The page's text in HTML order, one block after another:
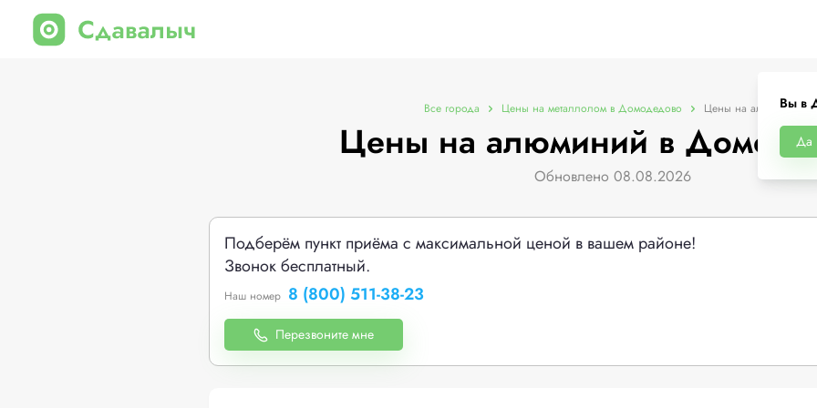
Вы в
Да
Все города Цены на металлолом в Домодедово Цены на алюминий
Цены на алюминий в
Обновлено 08.08.2026
Подберём пункт приёма с максимальной ценой в вашем районе!
Звонок бесплатный.
Наш номер 8 (800) 511-38-23
Перезвоните мне